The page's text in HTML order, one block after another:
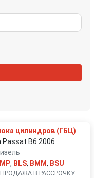
Mercedes-Benz
Opel
Skoda
SsangYong
цилиндров (ГБЦ)
Passat B6 2006
, BLS, BMM, BSU
В РАССРОЧКУ